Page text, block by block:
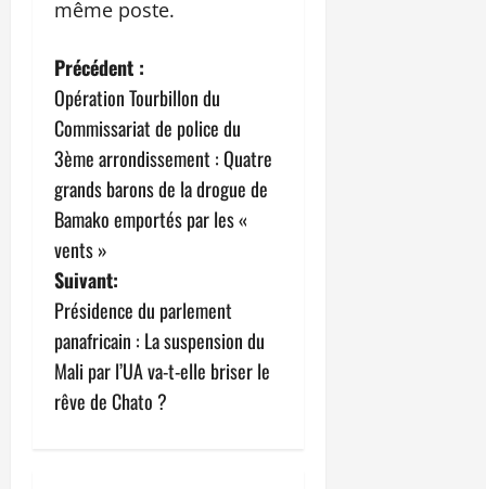
même poste.
N
a
v
i
g
a
t
i
Précédent :
Opération Tourbillon du
Commissariat de police du
3ème arrondissement : Quatre
grands barons de la drogue de
Bamako emportés par les «
vents »
Suivant:
Présidence du parlement
panafricain : La suspension du
Mali par l’UA va-t-elle briser le
rêve de Chato ?